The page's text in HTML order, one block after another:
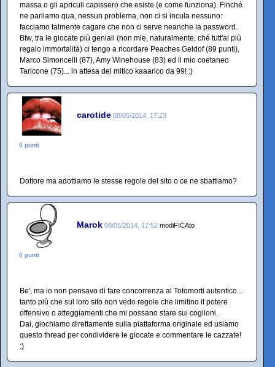
massa o gli apriculi capissero che esiste (e come funziona). Finché
ne parliamo qua, nessun problema, non ci si incula nessuno:
facciamo talmente cagare che non ci serve neanche la password.
Btw, tra le giocate più geniali (non mie, naturalmente, ché tutt'al più
regalo immortalità) ci tengo a ricordare Peaches Geldof (89 punti),
Marco Simoncelli (87), Amy Winehouse (83) ed il mio coetaneo
Taricone (75)... in attesa del mitico kaaarico da 99! :)
carotide 08/05/2014, 17:23
0 punti
Dottore ma adottiamo le stesse regole del sito o ce ne sbattiamo?
Marok 08/05/2014, 17:52 modiFICAto
0 punti
Be', ma io non pensavo di fare concorrenza al Totomorti autentico...
tanto più che sul loro sito non vedo regole che limitino il potere
offensivo o atteggiamenti che mi possano stare sui coglioni.
Dai, giochiamo direttamente sulla piattaforma originale ed usiamo
questo thread per condividere le giocate e commentare le cazzate!
:)